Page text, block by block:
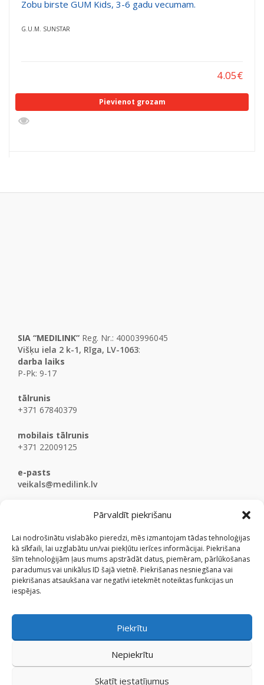
Pārvaldīt piekrišanu
Lai nodrošinātu vislabāko pieredzi, mēs izmantojam tādas tehnoloģijas
kā sīkfaili, lai uzglabātu un/vai piekļūtu ierīces informācijai. Piekrišana
šīm tehnoloģijām ļaus mums apstrādāt datus, piemēram, pārlūkošanas
paradumus vai unikālus ID šajā vietnē. Piekrišanas nesniegšana vai
piekrišanas atsaukšana var negatīvi ietekmēt noteiktas funkcijas un
iespējas.
Piekrītu
Nepiekrītu
Skatīt iestatījumus
Zobu birste GUM Kids, 3-6 gadu vecumam.
G.U.M. SUNSTAR
4.05€
Pievienot grozam
SIA “MEDILINK” Reg. Nr.: 40003996045
Višķu iela 2 k-1, Rīga, LV-1063:
darba laiks
P-Pk: 9-17
tālrunis
+371 67840379
mobilais tālrunis
+371 22009125
e-pasts
veikals@medilink.lv
© Medicinaspreces.lv 2009 - 2026.